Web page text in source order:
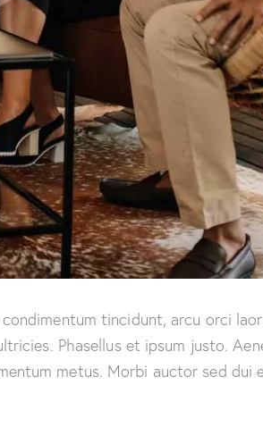
tincidunt, arcu orci
Phasellus et ipsum justo.
metus. Morbi auctor sed dui